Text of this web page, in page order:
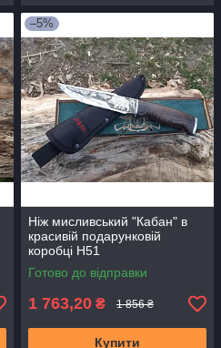
–5%
Ніж мисливський "Кабан" в
красивій подарунковій
коробці H51
Готово до відправки
1 763,20 ₴ 1 856 ₴
Купити